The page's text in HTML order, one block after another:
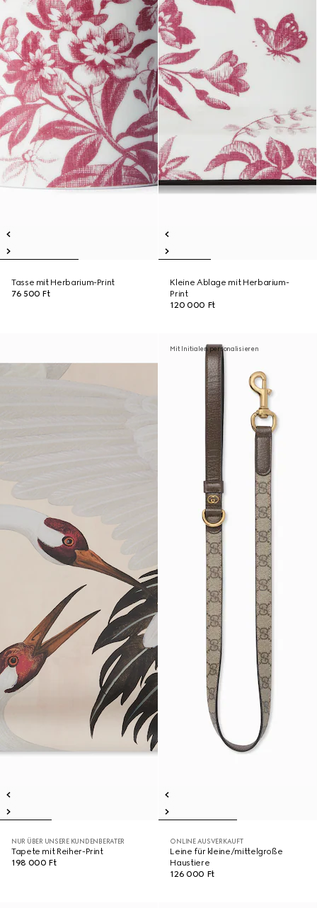
Tasse mit Herbarium-Print
76 500 Ft
Kleine Ablage mit Herbarium-
Print
120 000 Ft
NUR ÜBER UNSERE KUNDENBERATER
Tapete mit Reiher-Print
198 000 Ft
Mit Initialen personalisieren
ONLINE AUSVERKAUFT
Leine für kleine/mittelgroße
Haustiere
126 000 Ft